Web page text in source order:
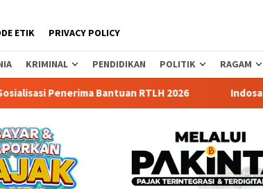
ETIK PRIVACY POLICY
KRIMINAL PENDIDIKAN POLITIK RAGAM
Bantuan RTLH 2026 Indosat dkk